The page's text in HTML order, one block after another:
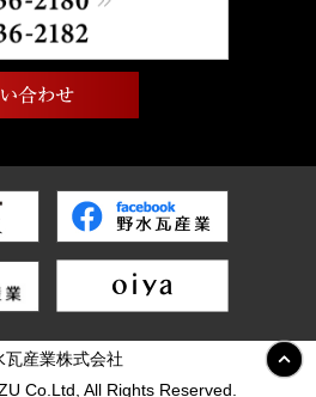
瓦産業株式会社
Co.Ltd, All Rights Reserved.